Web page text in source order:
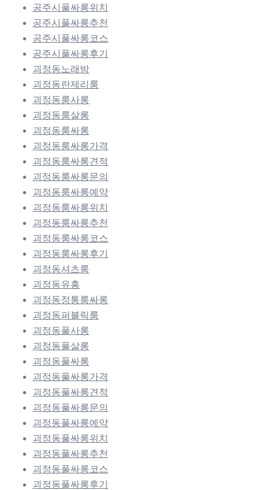
공주시풀싸롱위치
공주시풀싸롱추천
공주시풀싸롱코스
공주시풀싸롱후기
괴정동노래방
괴정동란제리룸
괴정동룸사롱
괴정동룸살롱
괴정동룸싸롱
괴정동룸싸롱가격
괴정동룸싸롱견적
괴정동룸싸롱문의
괴정동룸싸롱예약
괴정동룸싸롱위치
괴정동룸싸롱추천
괴정동룸싸롱코스
괴정동룸싸롱후기
괴정동셔츠룸
괴정동유흥
괴정동정통룸싸롱
괴정동퍼블릭룸
괴정동풀사롱
괴정동풀살롱
괴정동풀싸롱
괴정동풀싸롱가격
괴정동풀싸롱견적
괴정동풀싸롱문의
괴정동풀싸롱예약
괴정동풀싸롱위치
괴정동풀싸롱추천
괴정동풀싸롱코스
괴정동풀싸롱후기